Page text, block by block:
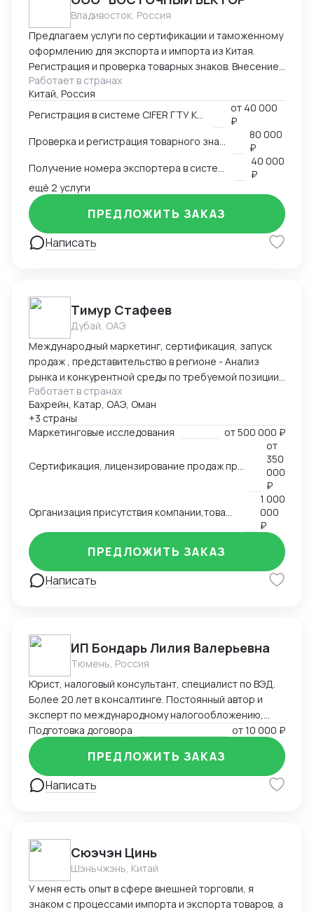
Владивосток, Россия
Предлагаем услуги по сертификации и таможенному
оформлению для экспорта и импорта из Китая.
Регистрация и проверка товарных знаков. Внесение
в таможенный реестр товарных знаков.
Изготовление маркировки для пищевой продукции
для реализации в Китае. Получение номера
HS и CIQ кодов.
Работает в странах
Китай, Россия
от 40 000
₽
80 000
₽
40 000
₽
ещё 2 услуги
Написать
ПРЕДЛОЖИТЬ ЗАКАЗ
Тимур Стафеев
Дубай, ОАЭ
Международный маркетинг, сертификация, запуск
продаж , представительство в регионе - Анализ
рынка и конкурентной среды по требуемой позиции/
группе товаров, обзор и анализ цен, конкурирующих
брендов, конкурентов по группам, обзор трендов,
национальных особенностей и традиции, основных
груп потребителей на региональных рынках. swot
продукции, адоптация к условиям и требованиям
дистрибутов, партнеров - Представление интересов
Вашей компании в регионе
Работает в странах
Бахрейн, Катар, ОАЭ, Оман
+3 страны
Маркетинговые исследования
от500 000 ₽
от
350
000
₽
Организация присутствия компании,товаров, услуг на международном рынке, запуск продаж
1 000
000
₽
Написать
ПРЕДЛОЖИТЬ ЗАКАЗ
ИП Бондарь Лилия Валерьевна
Тюмень, Россия
Юрист, налоговый консультант, специалист по ВЭД.
Более 20 лет в консалтинге. Постоянный автор и
эксперт по международному налогообложению,
применению СОИДН, MLI. Подготовка правовых
заключений по налогообложению в РФ и
иностранных юрисдикциях. Структурирование
сделок. Анализ условий договоров, представление
интересов клиента в судах, налоговых органах,
Подготовка договора от10 000 ₽
Написать
ПРЕДЛОЖИТЬ ЗАКАЗ
Cюэчэн Цинь
Шэньчжэнь, Китай
У меня есть опыт в сфере внешней торговли, я
знаком с процессами импорта и экспорта товаров, а